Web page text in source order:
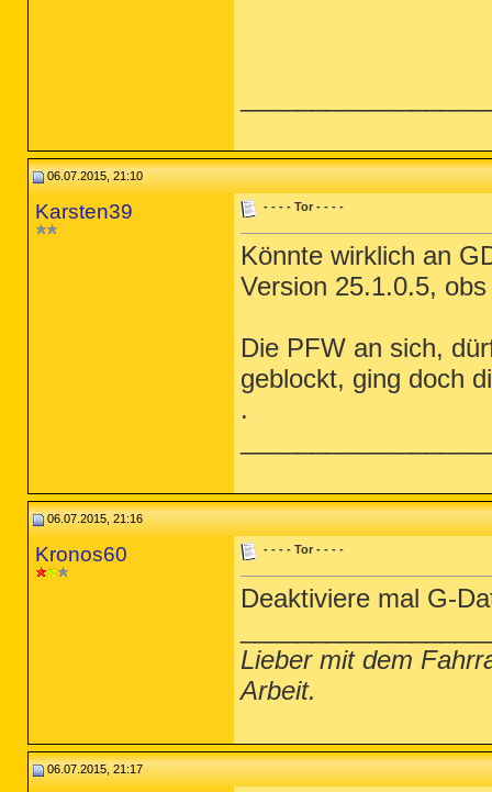
06.07.2015, 21:10
Karsten39 - - - - Tor - - - -
Könnte wirklich an
Version 25.1.0.5,
Die PFW an sich,
geblockt, ging doch
.
06.07.2015, 21:16
Kronos60 - - - - Tor - - - -
Deaktiviere mal G-
Lieber mit dem
Arbeit.
06.07.2015, 21:17